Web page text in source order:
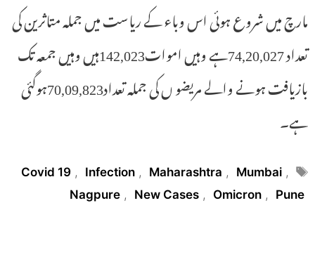
مارچ میں شروع ہوئی اس وباء کے ریاست میں جملہ متاثرین کی
تعداد 74,20,027ہے وہیں اموات142,023ہیں وہیں جمعہ تک
بازیافت ہونے والے مریضو ں کی جملہ تعداد70,09,823ہوگئی
ہے۔
Tags
Covid 19 , Infection , Maharashtra , Mumbai ,
Nagpure , New Cases , Omicron , Pune